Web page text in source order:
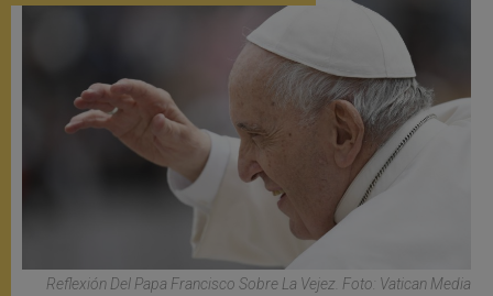
Reflexión Del Papa Francisco Sobre La Vejez. Foto: Vatican Media